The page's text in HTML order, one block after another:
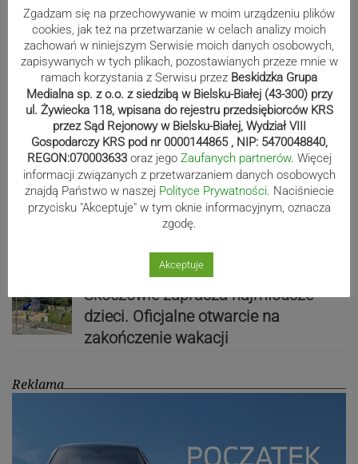
Będzie zrzut wody w rzece
Paweł Czycharowski przestał być
radnym Cieszyna
Blisko 60 tysięcy osób w Polsce
pobiera świadczenie Mama 4 plus.
Najwięcej w województwie śląskim
Plac zabaw przy ul. ks. Mocko w
Skoczowie zaprasza najmłodsze
dzieci. Oficjalne otwarcie na
zakończenie wakacji
Reklama
Zgadzam się na przechowywanie w moim urządzeniu plików
cookies, jak też na przetwarzanie w celach analizy moich
zachowań w niniejszym Serwisie moich danych osobowych,
zapisywanych w tych plikach, pozostawianych przeze mnie w
ramach korzystania z Serwisu przez Beskidzka Grupa
Medialna sp. z o.o. z siedzibą w Bielsku-Białej (43-300) przy
ul. Żywiecka 118, wpisana do rejestru przedsiębiorców KRS
przez Sąd Rejonowy w Bielsku-Białej, Wydział VIII
Gospodarczy KRS pod nr 0000144865 , NIP: 5470048840,
REGON:070003633 oraz jego Zaufanych partnerów. Więcej
informacji związanych z przetwarzaniem danych osobowych
znajdą Państwo w naszej Polityce Prywatności. Naciśniecie
przycisku "Akceptuje" w tym oknie informacyjnym, oznacza
zgodę.
Akceptuje